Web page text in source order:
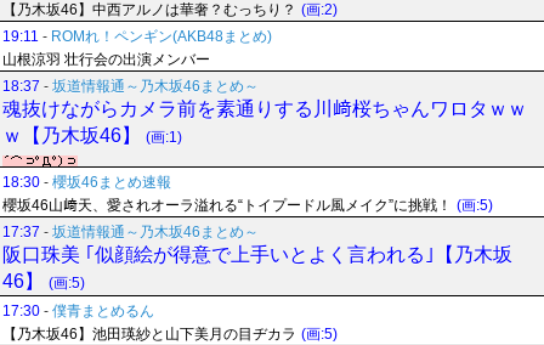
【乃木坂46】中西アルノは華奢？むっちり？ (画:2)
19:11 - ROMれ！ペンギン(AKB48まとめ)
山根涼羽 壮行会の出演メンバー
18:37 - 坂道情報通～乃木坂46まとめ～
魂抜けながらカメラ前を素通りする川﨑桜ちゃんワロタｗｗ
ｗ【乃木坂46】
(画:1)
18:30 - 櫻坂46まとめ速報
櫻坂46山﨑天、愛されオーラ溢れる“トイプードル風メイク”に挑戦！
(画:5)
17:37 - 坂道情報通～乃木坂46まとめ～
阪口珠美 ｢似顔絵が得意で上手いとよく言われる｣【乃木坂
46】
(画:5)
17:30 - 僕青まとめるん
【乃木坂46】池田瑛紗と山下美月の目ヂカラ (画:5)